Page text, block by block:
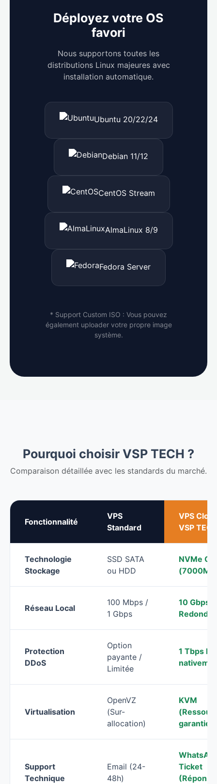
Déployez votre OS
favori
Nous supportons toutes les
distributions Linux majeures avec
installation automatique.
Ubuntu 20/22/24
Debian 11/12
CentOS Stream
AlmaLinux 8/9
Fedora Server
* Support Custom ISO : Vous pouvez
également uploader votre propre image
système.
Pourquoi choisir VSP TECH ?
Comparaison détaillée avec les standards du marché.
Fonctionnalité
VPS
Standard
VPS
VSP
Technologie
Stockage
SSD SATA
ou HDD
NVMe
Réseau Local
100 Mbps /
1 Gbps
10 Gbps
Protection
DDoS
Option
payante /
Limitée
1 Tbps
Virtualisation
OpenVZ
(Sur-
allocation)
KVM
Support
Technique
Email (24-
48h)
Ticket